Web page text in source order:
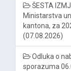
ŠESTA
Ministarstva
kantona, za
(07.08.2026)
Odluka o
sporazuma